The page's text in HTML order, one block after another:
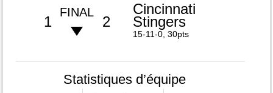
1
FINAL
2
Cincinnati
Stingers
15-11-0, 30pts
Statistiques d’équipe